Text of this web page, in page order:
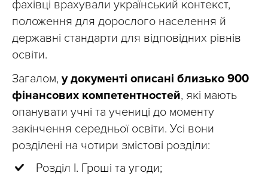
фахівці врахували український контекст,
положення для дорослого населення й
державні стандарти для відповідних рівнів
освіти.
Загалом, у документі описані близько 900
фінансових компетентностей, які мають
опанувати учні та учениці до моменту
закінчення середньої освіти. Усі вони
розділені на чотири змістові розділи:
Розділ І. Гроші та угоди;